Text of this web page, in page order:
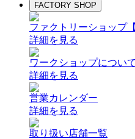
FACTORY SHOP
ファクトリーショップ
詳細を見る
ワークショップについて
詳細を見る
営業カレンダー
詳細を見る
取り扱い店舗一覧